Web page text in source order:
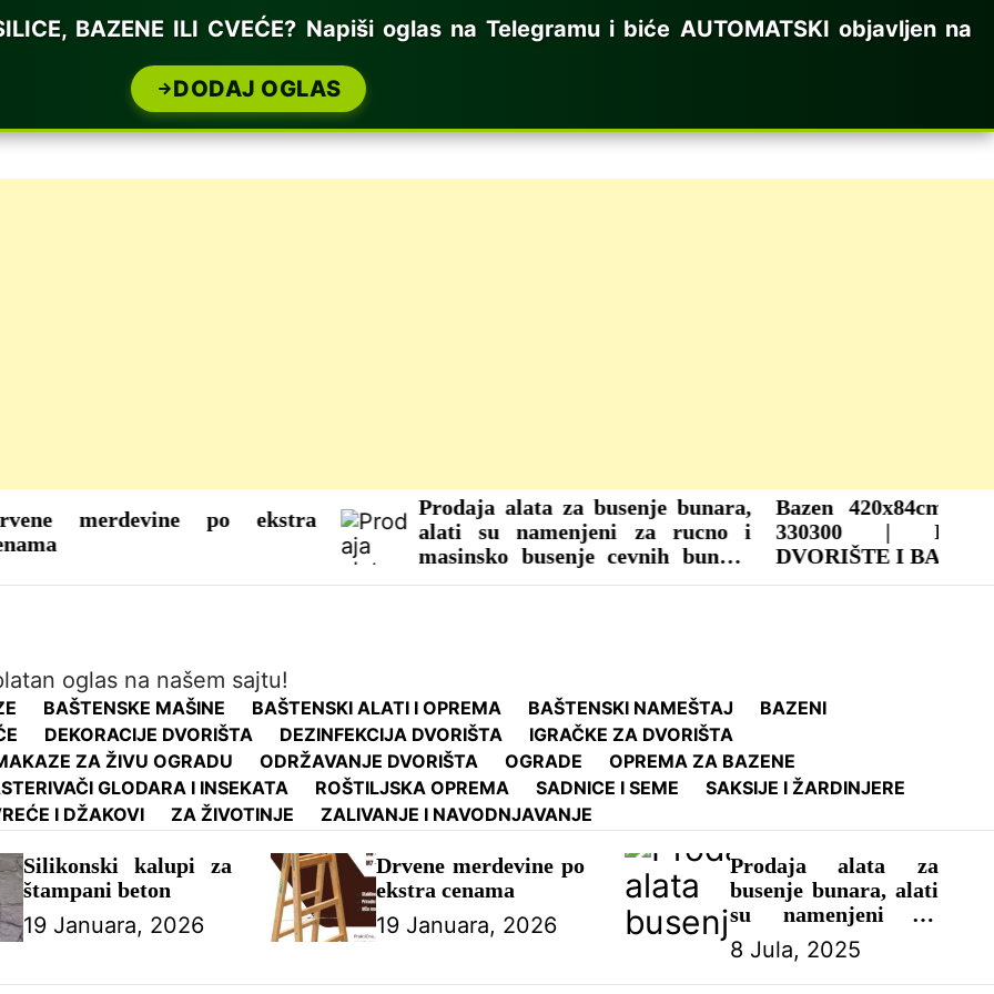
BAZENE ILI CVEĆE? Napiši oglas na Telegramu i biće AUTOMATSKI objavljen na
DODAJ OGLAS
po ekstra
Prodaja alata za busenje bunara,
alati su namenjeni za rucno i
masinsko busenje cevnih bunara
manjih dubina.
Bazen 420x84cm 7820 l ED-
330300 | Lakodoalata
DVORIŠTE I BAŠTA
oglas na našem sajtu!
BAŠTENSKE MAŠINE BAŠTENSKI ALATI I OPREMA BAŠTENSKI NAMEŠTAJ
BAZENI
DEKORACIJE DVORIŠTA DEZINFEKCIJA DVORIŠTA
IGRAČKE ZA DVORIŠTA
ZA ŽIVU OGRADU ODRŽAVANJE DVORIŠTA OGRADE
OPREMA ZA BAZENE
GLODARA I INSEKATA ROŠTILJSKA OPREMA SADNICE I SEME
SAKSIJE I ŽARDINJERE
I DŽAKOVI ZA ŽIVOTINJE ZALIVANJE I NAVODNJAVANJE
Silikonski kalupi za
štampani beton
19 Januara, 2026
Drvene merdevine po
ekstra cenama
19 Januara, 2026
Prodaja alata za
busenje bunara, alati
su namenjeni za
rucno i masinsko
busenje cevnih
bunara manjih
8 Jula, 2025